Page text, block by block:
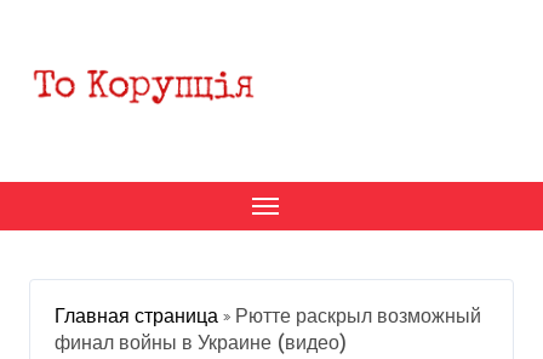
содержанию
Главная страница » Рютте раскрыл возможный
финал войны в Украине (видео)